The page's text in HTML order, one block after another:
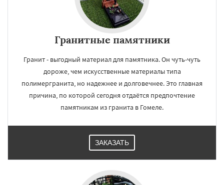
Гранитные памятники
Гранит - выгодный материал для памятника. Он чуть-чуть
дороже, чем искусственные материалы типа
полимергранита, но надежнее и долговечнее. Это главная
причина, по которой сегодня отдаётся предпочтение
памятникам из гранита в Гомеле.
ЗАКАЗАТЬ